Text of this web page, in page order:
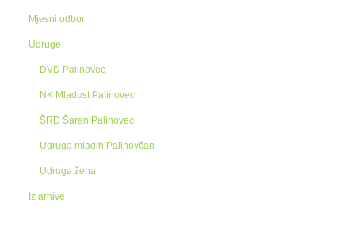
Mjesni odbor
Udruge
DVD Palinovec
NK Mladost Palinovec
ŠRD Šaran Palinovec
Udruga mladih Palinovčan
Udruga žena
Iz arhive